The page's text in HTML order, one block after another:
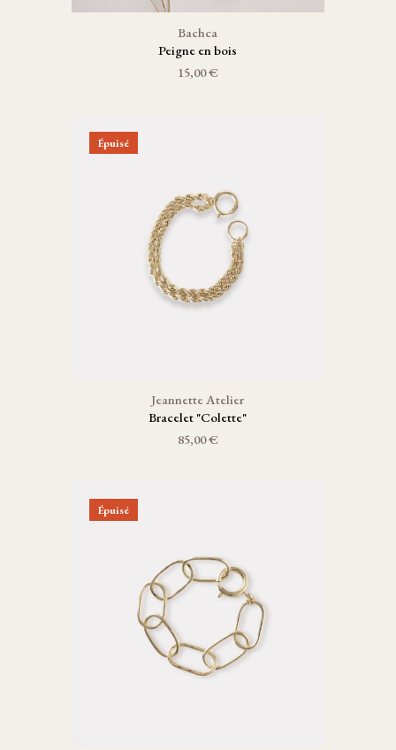
Bachca
Peigne en bois
15,00 €
Épuisé
Jeannette Atelier
Bracelet "Colette"
85,00 €
Épuisé